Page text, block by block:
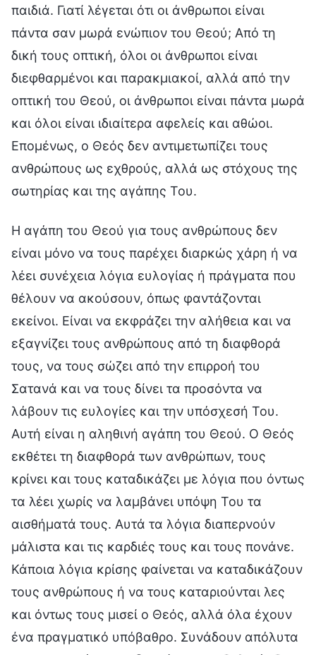
παιδιά. Γιατί λέγεται ότι οι άνθρωποι είναι
πάντα σαν μωρά ενώπιον του Θεού; Από τη
δική τους οπτική, όλοι οι άνθρωποι είναι
διεφθαρμένοι και παρακμιακοί, αλλά από την
οπτική του Θεού, οι άνθρωποι είναι πάντα μωρά
και όλοι είναι ιδιαίτερα αφελείς και αθώοι.
Επομένως, ο Θεός δεν αντιμετωπίζει τους
ανθρώπους ως εχθρούς, αλλά ως στόχους της
σωτηρίας και της αγάπης Του.
Η αγάπη του Θεού για τους ανθρώπους δεν
είναι μόνο να τους παρέχει διαρκώς χάρη ή να
λέει συνέχεια λόγια ευλογίας ή πράγματα που
θέλουν να ακούσουν, όπως φαντάζονται
εκείνοι. Είναι να εκφράζει την αλήθεια και να
εξαγνίζει τους ανθρώπους από τη διαφθορά
τους, να τους σώζει από την επιρροή του
Σατανά και να τους δίνει τα προσόντα να
λάβουν τις ευλογίες και την υπόσχεσή Του.
Αυτή είναι η αληθινή αγάπη του Θεού. Ο Θεός
εκθέτει τη διαφθορά των ανθρώπων, τους
κρίνει και τους καταδικάζει με λόγια που όντως
τα λέει χωρίς να λαμβάνει υπόψη Του τα
αισθήματά τους. Αυτά τα λόγια διαπερνούν
μάλιστα και τις καρδιές τους και τους πονάνε.
Κάποια λόγια κρίσης φαίνεται να καταδικάζουν
τους ανθρώπους ή να τους καταριούνται λες
και όντως τους μισεί ο Θεός, αλλά όλα έχουν
ένα πραγματικό υπόβαθρο. Συνάδουν απόλυτα